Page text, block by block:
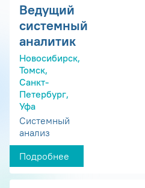
Ведущий
системный
аналитик
Новосибирск,
Томск,
Санкт-
Петербург,
Уфа
Системный
анализ
Подробнее